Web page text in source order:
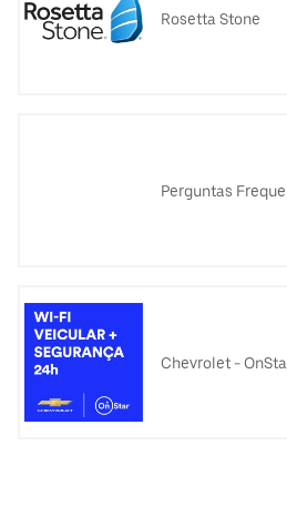
Rosetta Stone
Perguntas
Chevrolet -